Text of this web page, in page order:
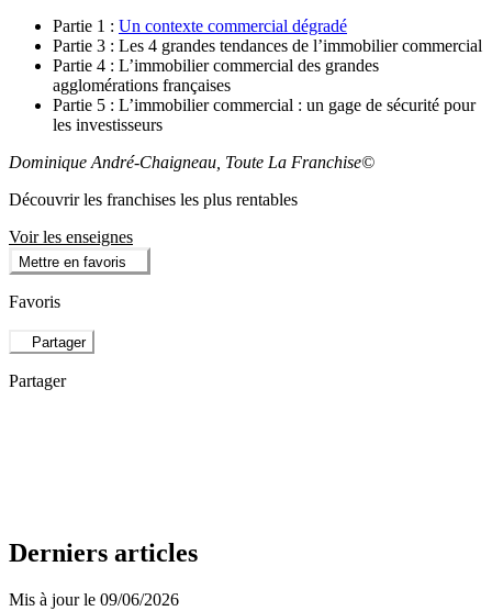
Partie 1 : Un contexte commercial dégradé
Partie 3 : Les 4 grandes tendances de l’immobilier commercial
Partie 4 : L’immobilier commercial des grandes
agglomérations françaises
Partie 5 : L’immobilier commercial : un gage de sécurité pour
les investisseurs
Dominique André-Chaigneau, Toute La Franchise©
Découvrir les franchises les plus rentables
Voir les enseignes
Mettre en favoris
Favoris
Partager
Partager
Derniers articles
Mis à jour le 09/06/2026